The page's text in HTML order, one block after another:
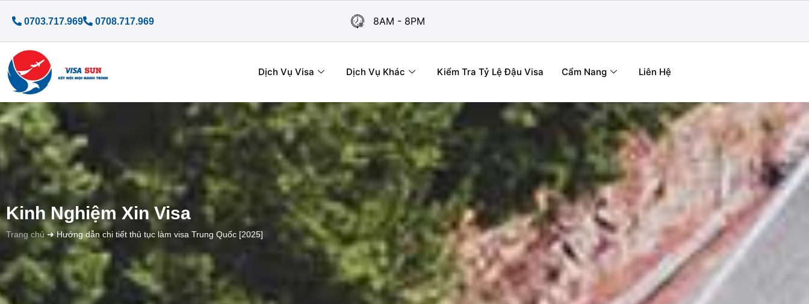
0703.717.969 0708.717.969 8AM - 8PM
Dịch Vụ Visa Dịch Vụ Khác Kiểm Tra Tỷ Lệ Đậu Visa Cẩm Nang Liên Hệ
Kinh Nghiệm Xin Visa
Trang chủ➜Hướng dẫn chi tiết thủ tục làm visa Trung Quốc [2025]